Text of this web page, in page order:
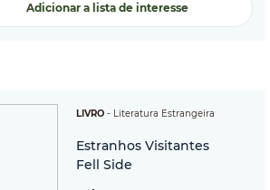
Adicionar a lista de interesse
LIVRO - Literatura Estrangeira
Estranhos Visitantes
Fell Side